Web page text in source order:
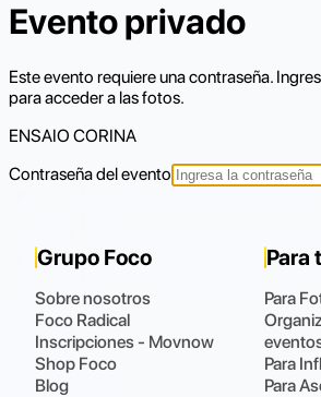
Evento privado
Este evento requiere una contraseña.
para acceder a las fotos.
ENSAIO CORINA
Contraseña del evento
Grupo Foco
Sobre nosotros
Foco Radical
Inscripciones - Movnow
Shop Foco
Blog
Para
Para
Para
Para